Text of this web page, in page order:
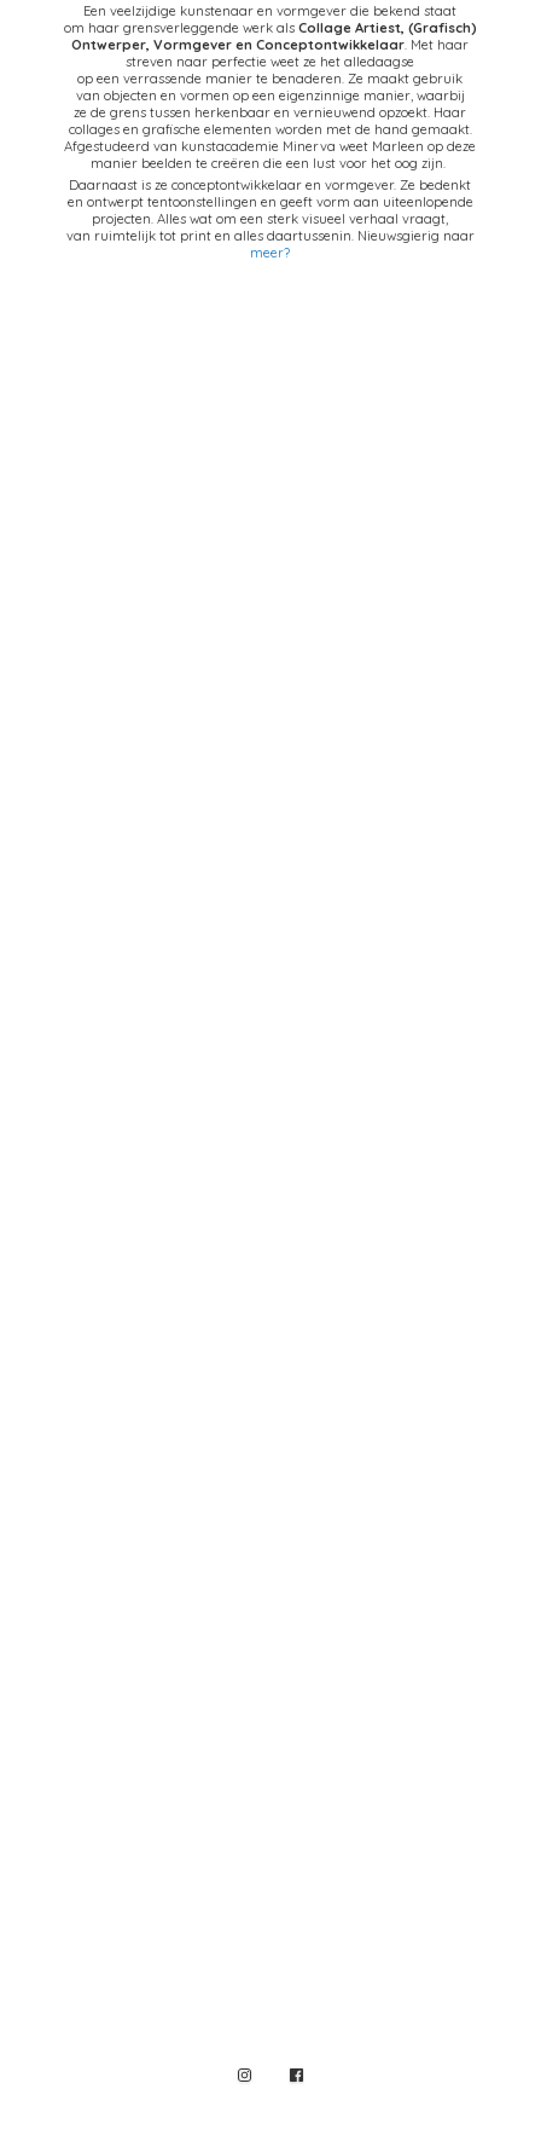
Een veelzijdige kunstenaar en vormgever die bekend staat
om haar grensverleggende werk als Collage Artiest, (Grafisch)
Ontwerper, Vormgever en Conceptontwikkelaar. Met haar
streven naar perfectie weet ze het alledaagse
op een verrassende manier te benaderen. Ze maakt gebruik
van objecten en vormen op een eigenzinnige manier, waarbij
ze de grens tussen herkenbaar en vernieuwend opzoekt. Haar
collages en grafische elementen worden met de hand gemaakt.
Afgestudeerd van kunstacademie Minerva weet Marleen op deze
manier beelden te creëren die een lust voor het oog zijn.
Daarnaast is ze conceptontwikkelaar en vormgever. Ze bedenkt
en ontwerpt tentoonstellingen en geeft vorm aan uiteenlopende
projecten. Alles wat om een sterk visueel verhaal vraagt,
van ruimtelijk tot print en alles daartussenin. Nieuwsgierig naar
meer?